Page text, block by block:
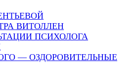
ВИТОЛЛЕН
ПСИХОЛОГА
— ОЗДОРОВИТЕЛЬНЫЕ